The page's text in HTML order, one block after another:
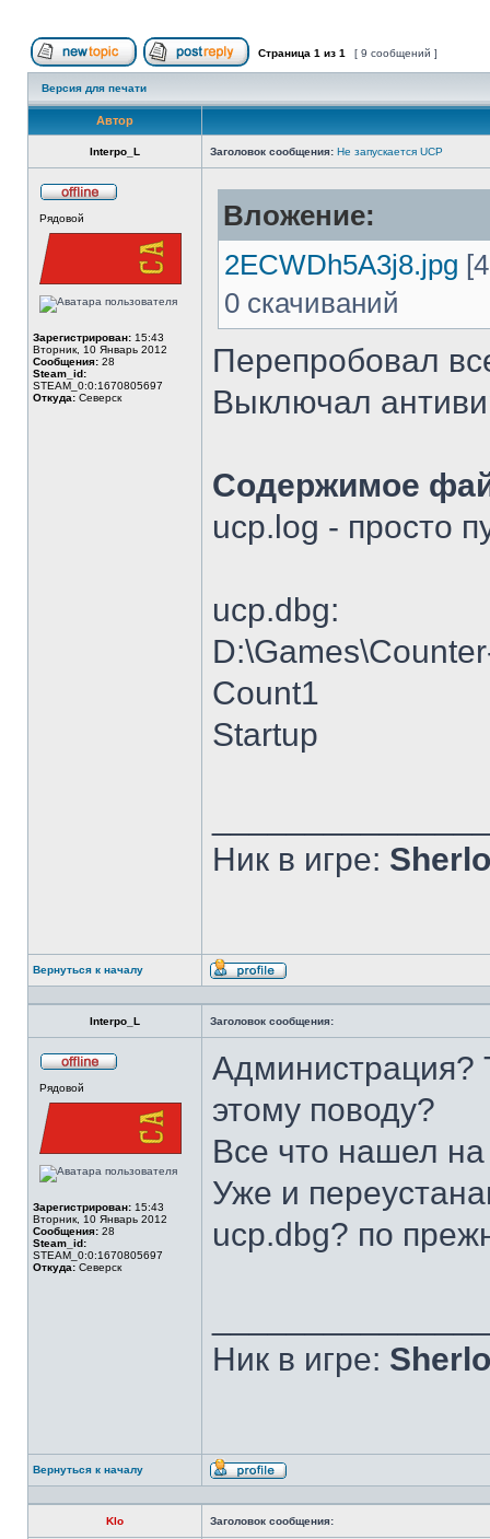
Начать новую тему Ответить на тему
Страница 1 из 1 [ 9 сообщений ]
Версия для печати
Автор
Interpo_L Заголовок сообщения: Не запускается UCP
сети
Рядовой
Зарегистрирован: 15:43
Вторник, 10 Январь 2012
Сообщения: 28
Steam_id:
STEAM_0:0:1670805697
Откуда: Северск
Вложение:
2ECWDh5A3j8.jpg
0 скачиваний
Перепробовал
Выключал
Содержимое
ucp.log - просто
ucp.dbg:
Count1
Startup
Ник в игре:
Вернуться к началу
Профиль
Interpo_L Заголовок сообщения:
сети
Рядовой
Зарегистрирован: 15:43
Вторник, 10 Январь 2012
Сообщения: 28
Steam_id:
STEAM_0:0:1670805697
Откуда: Северск
Администрация?
этому поводу?
Все что нашел
Уже и
ucp.dbg? по
Ник в игре:
Вернуться к началу
Профиль
Klo Заголовок сообщения: